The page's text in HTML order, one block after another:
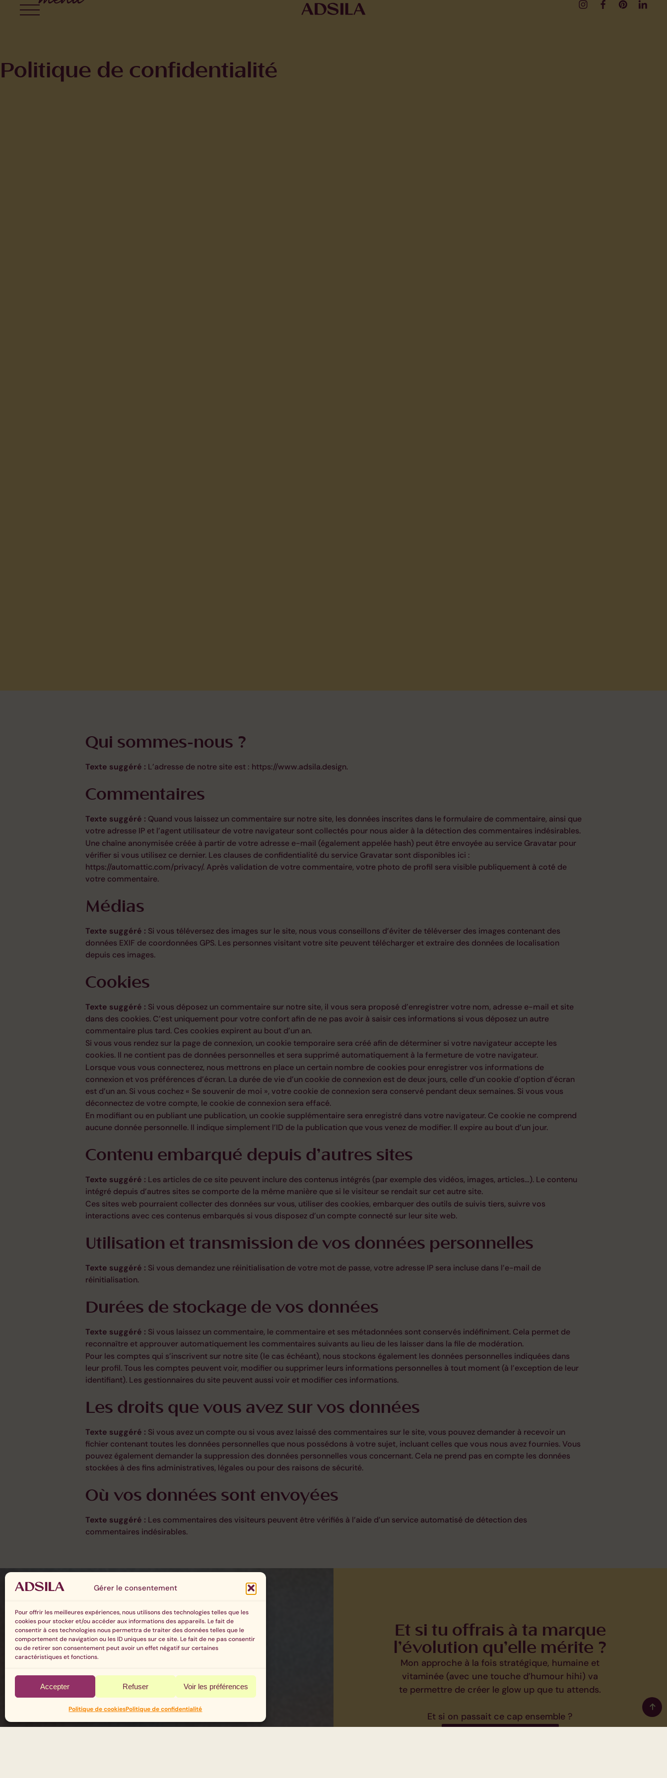
Gérer le consentement
Pour offrir les meilleures expériences, nous utilisons des technologies telles que les
cookies pour stocker et/ou accéder aux informations des appareils. Le fait de
consentir à ces technologies nous permettra de traiter des données telles que le
comportement de navigation ou les ID uniques sur ce site. Le fait de ne pas consentir
ou de retirer son consentement peut avoir un effet négatif sur certaines
caractéristiques et fonctions.
Accepter Refuser Voir les préférences
Politique de cookiesPolitique de confidentialité
Politique de confidentialité
Qui sommes-nous ?
Texte suggéré : L’adresse de notre site est : https://www.adsila.design.
Commentaires
Texte suggéré : Quand vous laissez un commentaire sur notre site, les données inscrites dans le formulaire de commentaire, ainsi que
votre adresse IP et l’agent utilisateur de votre navigateur sont collectés pour nous aider à la détection des commentaires indésirables.
Une chaîne anonymisée créée à partir de votre adresse e-mail (également appelée hash) peut être envoyée au service Gravatar pour
vérifier si vous utilisez ce dernier. Les clauses de confidentialité du service Gravatar sont disponibles ici :
https://automattic.com/privacy/. Après validation de votre commentaire, votre photo de profil sera visible publiquement à coté de
votre commentaire.
Médias
Texte suggéré : Si vous téléversez des images sur le site, nous vous conseillons d’éviter de téléverser des images contenant des
données EXIF de coordonnées GPS. Les personnes visitant votre site peuvent télécharger et extraire des données de localisation
depuis ces images.
Cookies
Texte suggéré : Si vous déposez un commentaire sur notre site, il vous sera proposé d’enregistrer votre nom, adresse e-mail et site
dans des cookies. C’est uniquement pour votre confort afin de ne pas avoir à saisir ces informations si vous déposez un autre
commentaire plus tard. Ces cookies expirent au bout d’un an.
Si vous vous rendez sur la page de connexion, un cookie temporaire sera créé afin de déterminer si votre navigateur accepte les
cookies. Il ne contient pas de données personnelles et sera supprimé automatiquement à la fermeture de votre navigateur.
Lorsque vous vous connecterez, nous mettrons en place un certain nombre de cookies pour enregistrer vos informations de
connexion et vos préférences d’écran. La durée de vie d’un cookie de connexion est de deux jours, celle d’un cookie d’option d’écran
est d’un an. Si vous cochez « Se souvenir de moi », votre cookie de connexion sera conservé pendant deux semaines. Si vous vous
déconnectez de votre compte, le cookie de connexion sera effacé.
En modifiant ou en publiant une publication, un cookie supplémentaire sera enregistré dans votre navigateur. Ce cookie ne comprend
aucune donnée personnelle. Il indique simplement l’ID de la publication que vous venez de modifier. Il expire au bout d’un jour.
Contenu embarqué depuis d’autres sites
Texte suggéré : Les articles de ce site peuvent inclure des contenus intégrés (par exemple des vidéos, images, articles…). Le contenu
intégré depuis d’autres sites se comporte de la même manière que si le visiteur se rendait sur cet autre site.
Ces sites web pourraient collecter des données sur vous, utiliser des cookies, embarquer des outils de suivis tiers, suivre vos
interactions avec ces contenus embarqués si vous disposez d’un compte connecté sur leur site web.
Utilisation et transmission de vos données personnelles
Texte suggéré : Si vous demandez une réinitialisation de votre mot de passe, votre adresse IP sera incluse dans l’e-mail de
réinitialisation.
Durées de stockage de vos données
Texte suggéré : Si vous laissez un commentaire, le commentaire et ses métadonnées sont conservés indéfiniment. Cela permet de
reconnaître et approuver automatiquement les commentaires suivants au lieu de les laisser dans la file de modération.
Pour les comptes qui s’inscrivent sur notre site (le cas échéant), nous stockons également les données personnelles indiquées dans
leur profil. Tous les comptes peuvent voir, modifier ou supprimer leurs informations personnelles à tout moment (à l’exception de leur
identifiant). Les gestionnaires du site peuvent aussi voir et modifier ces informations.
Les droits que vous avez sur vos données
Texte suggéré : Si vous avez un compte ou si vous avez laissé des commentaires sur le site, vous pouvez demander à recevoir un
fichier contenant toutes les données personnelles que nous possédons à votre sujet, incluant celles que vous nous avez fournies. Vous
pouvez également demander la suppression des données personnelles vous concernant. Cela ne prend pas en compte les données
stockées à des fins administratives, légales ou pour des raisons de sécurité.
Où vos données sont envoyées
Texte suggéré : Les commentaires des visiteurs peuvent être vérifiés à l’aide d’un service automatisé de détection des
commentaires indésirables.
Et si tu offrais à ta marque
l’évolution qu’elle mérite ?
Mon approche à la fois stratégique, humaine et
vitaminée (avec une touche d’humour hihi) va
te permettre de créer le glow up que tu attends.
Et si on passait ce cap ensemble ?